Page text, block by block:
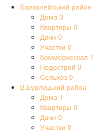
Балаклейський район
Дома 3
Квартиры 0
Дачи 0
Участки 0
Коммерческая 1
Недострой 0
Сельхоз 0
В.Бурлуцький район
Дома 1
Квартиры 0
Дачи 0
Участки 0